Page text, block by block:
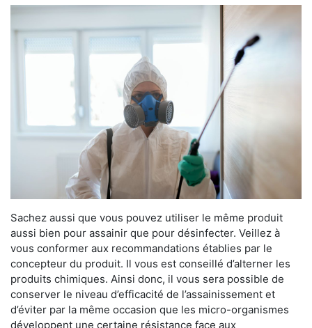
Sachez aussi que vous pouvez utiliser le même produit
aussi bien pour assainir que pour désinfecter. Veillez à
vous conformer aux recommandations établies par le
concepteur du produit. Il vous est conseillé d’alterner les
produits chimiques. Ainsi donc, il vous sera possible de
conserver le niveau d’efficacité de l’assainissement et
d’éviter par la même occasion que les micro-organismes
développent une certaine résistance face aux